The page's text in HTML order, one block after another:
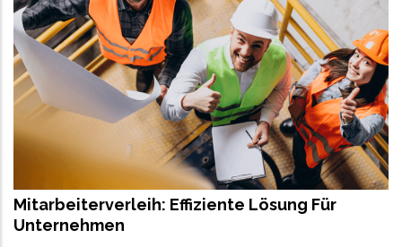
Mitarbeiterverleih: Effiziente Lösung Für
Unternehmen